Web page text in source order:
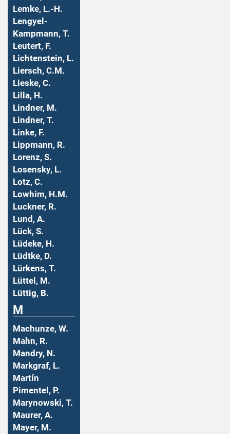
Lemke, L.-H.
Lengyel-
Kampmann, T.
Leutert, F.
Lichtenstein, L.
Liersch, C.M.
Lieske, C.
Lilla, H.
Lindner, M.
Lindner, T.
Linke, F.
Lippmann, R.
Lorenz, S.
Losensky, L.
Lotz, C.
Lowhim, H.M.
Luckner, R.
Lund, A.
Lück, S.
Lüdeke, H.
Lüdtke, D.
Lürkens, T.
Lüttel, M.
Lüttig, B.
M
Machunze, W.
Mahn, R.
Mandry, N.
Markgraf, L.
Martín
Pimentel, P.
Marynowski, T.
Maurer, A.
Mayer, M.